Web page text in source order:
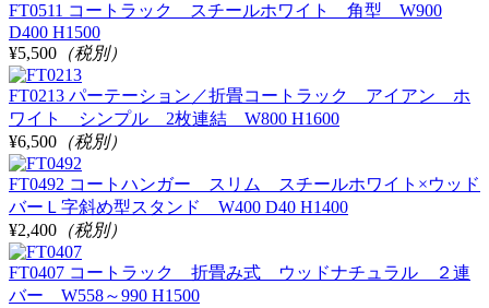
FT0511 コートラック スチールホワイト 角型 W900
D400 H1500
¥5,500 （税別）
FT0213 パーテーション／折畳コートラック アイアン ホ
ワイト シンプル 2枚連結 W800 H1600
¥6,500 （税別）
FT0492 コートハンガー スリム スチールホワイト×ウッド
バーＬ字斜め型スタンド W400 D40 H1400
¥2,400 （税別）
FT0407 コートラック 折畳み式 ウッドナチュラル ２連
バー W558～990 H1500